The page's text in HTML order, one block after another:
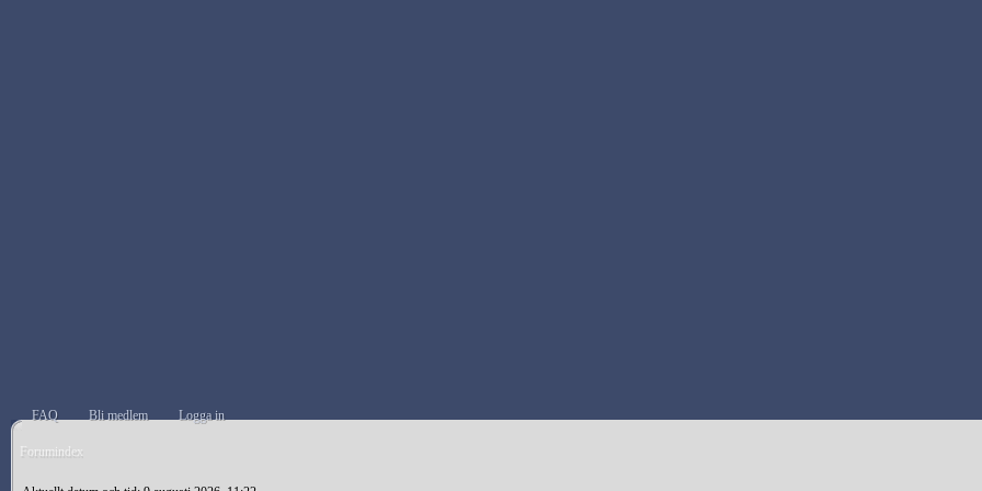
FAQ Bli medlem Logga in
Forumindex